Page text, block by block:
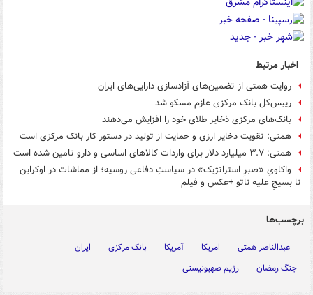
اخبار مرتبط
روایت همتی از تضمین‌های آزادسازی دارایی‌های ایران
رییس‌کل بانک مرکزی عازم مسکو شد
بانک‌های مرکزی ذخایر طلای خود را افزایش می‌دهند
همتی: تقویت ذخایر ارزی و حمایت از تولید در دستور کار بانک مرکزی است
همتی: ۳.۷ میلیارد دلار برای واردات کالاهای اساسی و دارو تامین شده است
واکاویِ «صبرِ استراتژیک» در سیاستِ دفاعی روسیه؛ از مماشات در اوکراین
تا بسیجِ علیه ناتو +عکس و فیلم
برچسب‌ها
عبدالناصر همتی امریکا آمریکا بانک مرکزی
ایران
جنگ رمضان
رژیم صهیونیستی